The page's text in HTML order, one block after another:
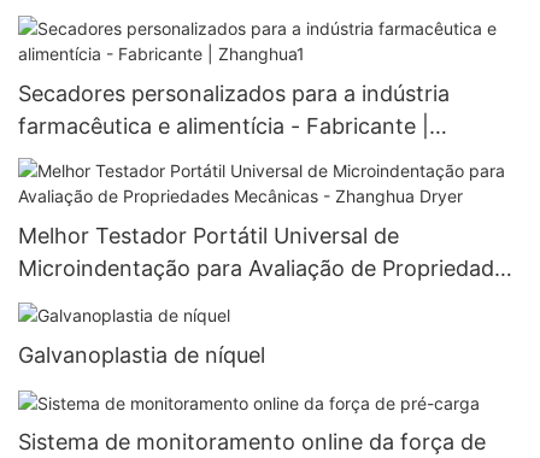
Secadores personalizados para a indústria
farmacêutica e alimentícia - Fabricante |
Zhanghua1
Melhor Testador Portátil Universal de
Microindentação para Avaliação de Propriedades
Mecânicas - Zhanghua Dryer
Galvanoplastia de níquel
Sistema de monitoramento online da força de